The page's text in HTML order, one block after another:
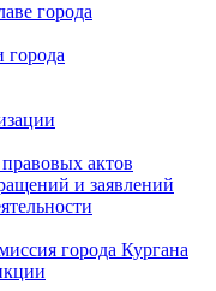
города
города
актов
и заявлений
города Кургана